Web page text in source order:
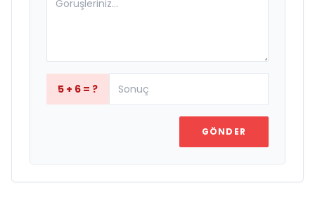
5 + 6 = ?
GÖNDER